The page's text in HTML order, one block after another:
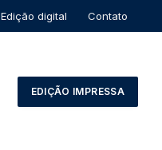
Edição digital Contato
EDIÇÃO IMPRESSA